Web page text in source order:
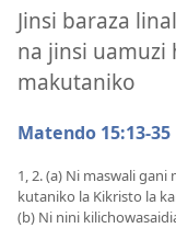
Jinsi baraza
na jinsi uamuzi
makutaniko
Matendo 15:13-35
1, 2. (a) Ni maswali
kutaniko la Kikristo la
(b) Ni nini